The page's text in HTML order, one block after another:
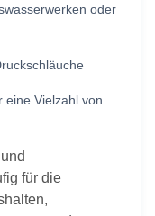
oder
eine Vielzahl von
für die